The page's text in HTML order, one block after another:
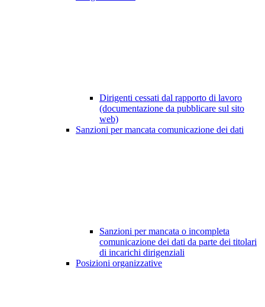
Dirigenti cessati dal rapporto di lavoro
(documentazione da pubblicare sul sito
web)
Sanzioni per mancata comunicazione dei dati
Sanzioni per mancata o incompleta
comunicazione dei dati da parte dei titolari
di incarichi dirigenziali
Posizioni organizzative